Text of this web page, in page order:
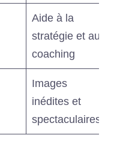
Aide à la
stratégie et au
coaching
Images
inédites et
spectaculaires